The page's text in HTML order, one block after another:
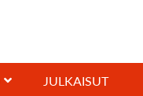
JULKAISUT